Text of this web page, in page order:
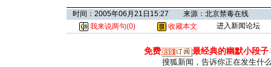
时间：2005年06月21日15:27 来源：北京禁毒在线
我来说两句(0) 收藏本文 进入新闻论坛
免费 最经典的幽默小段子
搜狐新闻，告诉你正在发生什